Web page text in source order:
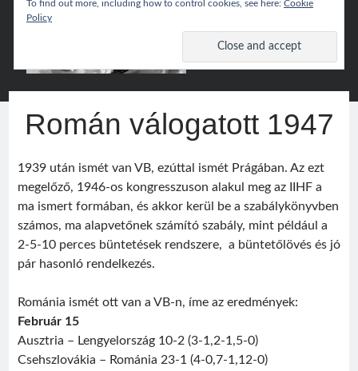
Wiki
open
Sidebar
Keresés
Népszerű
Csíki Hoki Wiki
To find out more, including how to control cookies, see here: Cookie
Policy
Román válogatott 1947
1939 után ismét van VB, ezúttal ismét Prágában. Az ezt
megelőző, 1946-os kongresszuson alakul meg az IIHF a
ma ismert formában, és akkor kerül be a szabálykönyvben
számos, ma alapvetőnek számító szabály, mint például a
2-5-10 perces büntetések rendszere, a büntetőlövés és jó
pár hasonló rendelkezés.
Románia ismét ott van a VB-n, íme az eredmények:
Február 15
Ausztria – Lengyelország 10-2 (3-1,2-1,5-0)
Csehszlovákia – Románia 23-1 (4-0,7-1,12-0)